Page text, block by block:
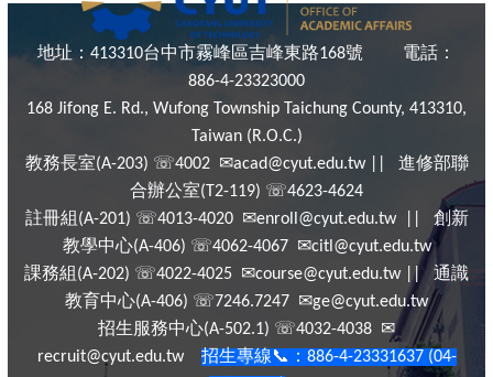
地址： 413310台中市霧峰區吉峰東路168號 電話：
886-4-23323000
168 Jifong E. Rd., Wufong Township Taichung County, 413310,
Taiwan (R.O.C.)
教務長室(A-203) ☏4002 ✉acad@cyut.edu.tw || 進修部聯
合辦公室(T2-119) ☏4623-4624
註冊組 (A-201) ☏4013-4020 ✉enroll@cyut.edu.tw || 創新
教學中心(A-406) ☏4062-4067 ✉citl@cyut.edu.tw
課務組 (A-202) ☏4022-4025 ✉course@cyut.edu.tw || 通識
教育中心(A-406) ☏7246.7247 ✉ge@cyut.edu.tw
招生服務中心(A-502.1) ☏4032-4038 ✉
recruit@cyut.edu.tw 招生專線📞 ： 886-4-23331637 (04-